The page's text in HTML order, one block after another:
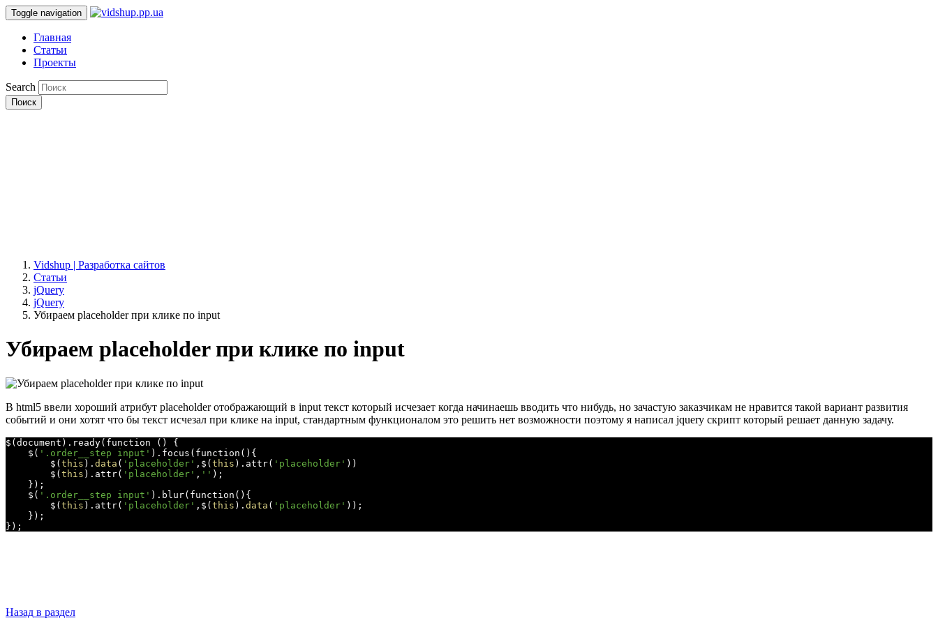
Toggle navigation
Главная
Статьи
Проекты
Search
Поиск
Vidshup | Разработка сайтов
Статьи
jQuery
jQuery
Убираем placeholder при клике по input
Убираем placeholder при клике по input
В html5 ввели хороший атрибут placeholder отображающий в input текст который исчезает когда начинаешь вводить что нибудь, но зачастую заказчикам не нравится такой вариант развития
событий и они хотят что бы текст исчезал при клике на input, стандартным функционалом это решить нет возможности поэтому я написал jquery скрипт который решает данную задачу.
$(document).ready(function () {
    $(
'.order__step input' ).focus(function(){
        $(
this ). data ( 'placeholder' ,$( this ).attr( 'placeholder' ))
        $(
this ).attr( 'placeholder' , '' );
    });
    $(
'.order__step input' ).blur(function(){
        $(
this ).attr( 'placeholder' ,$( this ). data ( 'placeholder' ));
    });
Назад в раздел